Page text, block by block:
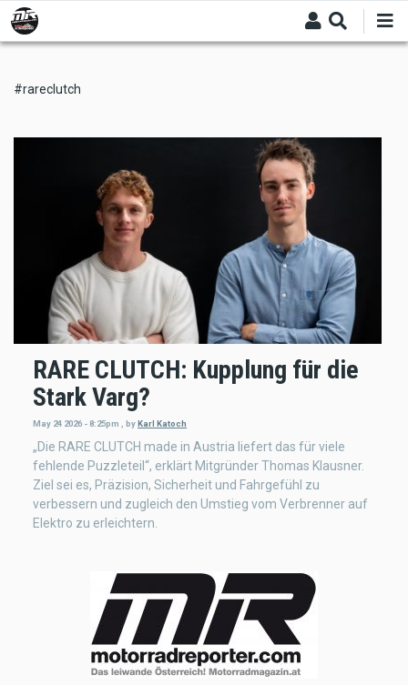
Skip
to
main
#rareclutch
RARE CLUTCH: Kupplung für die
Stark Varg?
May 24 2026 - 8:25pm , by Karl Katoch
„Die RARE CLUTCH made in Austria liefert das für viele
fehlende Puzzleteil“, erklärt Mitgründer Thomas Klausner.
Ziel sei es, Präzision, Sicherheit und Fahrgefühl zu
verbessern und zugleich den Umstieg vom Verbrenner auf
Elektro zu erleichtern.